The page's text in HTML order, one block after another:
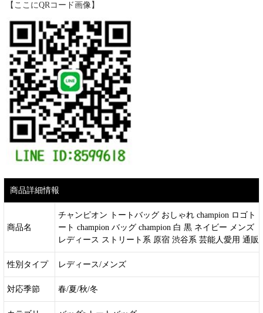
【ここにQRコード画像】
商品詳細情報
商品名
チャンピオン トートバッグ おしゃれ champion ロゴト
ート champion バッグ champion 白 黒 ネイビー メンズ
レディース ストリート系 原宿 渋谷系 芸能人愛用 通販
性別タイプ レディース/メンズ
対応季節 春/夏/秋/冬